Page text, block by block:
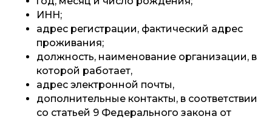
ИНН;
адрес регистрации, фактический адрес
проживания;
должность, наименование организации, в
которой работает,
адрес электронной почты,
дополнительные контакты, в соответствии
со статьей 9 Федерального закона от